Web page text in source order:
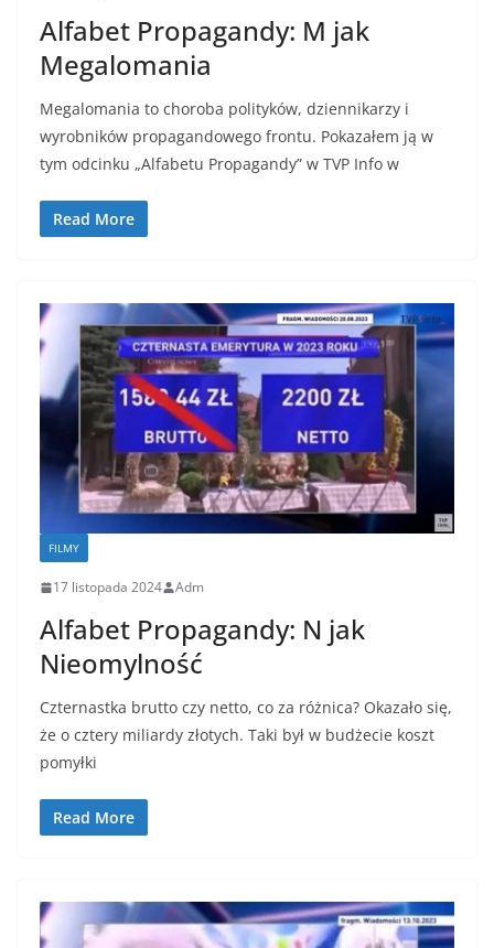
Alfabet Propagandy: M jak
Megalomania
Megalomania to choroba polityków, dziennikarzy i
wyrobników propagandowego frontu. Pokazałem ją w
tym odcinku „Alfabetu Propagandy” w TVP Info w
Read More
FILMY
17 listopada 2024 Adm
Alfabet Propagandy: N jak
Nieomylność
Czternastka brutto czy netto, co za różnica? Okazało się,
że o cztery miliardy złotych. Taki był w budżecie koszt
pomyłki
Read More